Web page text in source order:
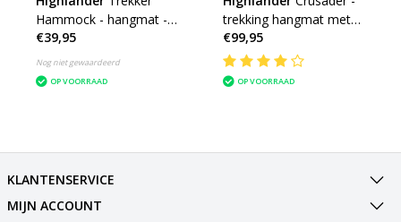
Hammock - hangmat -
olive
€39,95
Nog niet gewaardeerd
OP VOORRAAD
trekking hangmat met
tarp en mosquitonet -
olive groen
€99,95
OP VOORRAAD
KLANTENSERVICE
MIJN ACCOUNT